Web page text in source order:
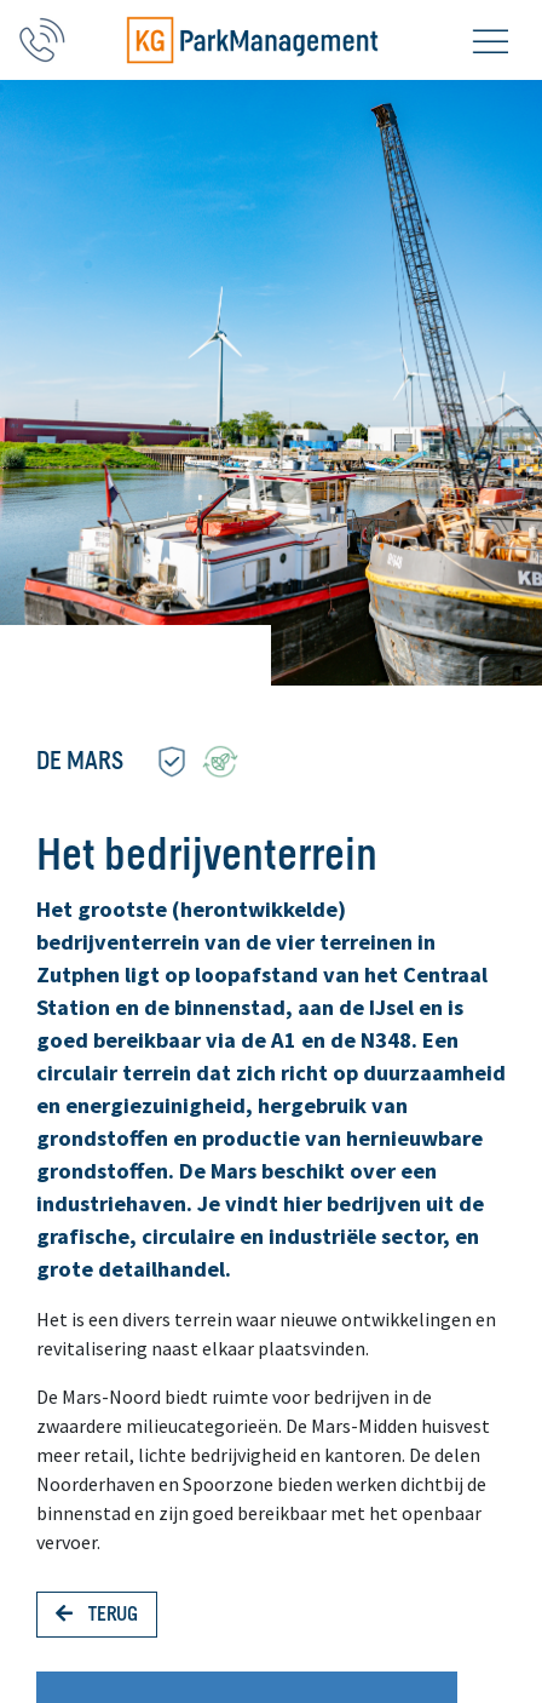
DE MARS
Het bedrijventerrein
Het grootste (herontwikkelde)
bedrijventerrein van de vier terreinen in
Zutphen ligt op loopafstand van het Centraal
Station en de binnenstad, aan de IJsel en is
goed bereikbaar via de A1 en de N348. Een
circulair terrein dat zich richt op duurzaamheid
en energiezuinigheid, hergebruik van
grondstoffen en productie van hernieuwbare
grondstoffen. De Mars beschikt over een
industriehaven. Je vindt hier bedrijven uit de
grafische, circulaire en industriële sector, en
grote detailhandel.
Het is een divers terrein waar nieuwe ontwikkelingen en
revitalisering naast elkaar plaatsvinden.
De Mars-Noord biedt ruimte voor bedrijven in de
zwaardere milieucategorieën. De Mars-Midden huisvest
meer retail, lichte bedrijvigheid en kantoren. De delen
Noorderhaven en Spoorzone bieden werken dichtbij de
binnenstad en zijn goed bereikbaar met het openbaar
vervoer.
TERUG